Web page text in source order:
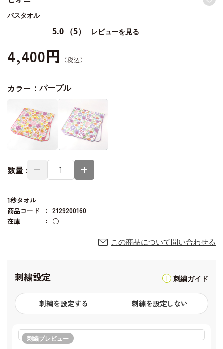
バスタオル
5.0 （5） レビューを見る
4,400円
カラー：パープル
数量 :
1秒タオル
商品コード
2129200160
在庫
○
この商品について問い合わせる
刺繍設定 刺繍ガイド
刺繍を設定する 刺繍を設定しない
刺繍プレビュー